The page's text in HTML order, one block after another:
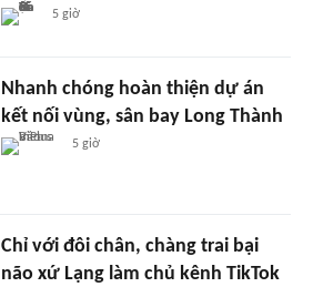
5 giờ
Nhanh chóng hoàn thiện dự án
kết nối vùng, sân bay Long Thành
5 giờ
Chỉ với đôi chân, chàng trai bại
não xứ Lạng làm chủ kênh TikTok